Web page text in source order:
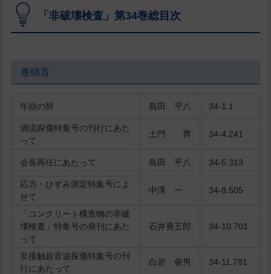
「非破壊検査」第34巻総目次
巻頭言
年頭の辞 島田 平八 34-1.1
渦流探傷特集号の刊行にあた
って
土門 齊 34-4.241
会長再任にあたって 島田 平八 34-5.313
応力・ひずみ測定特集号によ
せて
中澤 一 34-8.505
「コンクリート構造物の非破
壊検査」特集号の発刊にあた
って
石井勇五郎 34-10.701
非接触超音波探傷特集号の刊
行にあたって
白岩 俊男 34-11.781